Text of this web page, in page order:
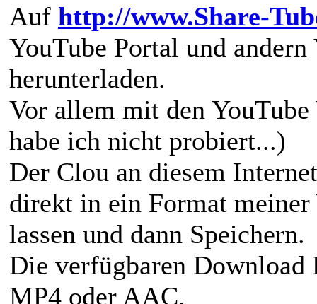
Auf http://www.Share-
YouTube Portal und
herunterladen.
Vor allem mit den
habe ich nicht probiert...)
Der Clou an diesem
direkt in ein Format
lassen und dann Speichern.
Die verfügbaren
MP4 oder AAC.